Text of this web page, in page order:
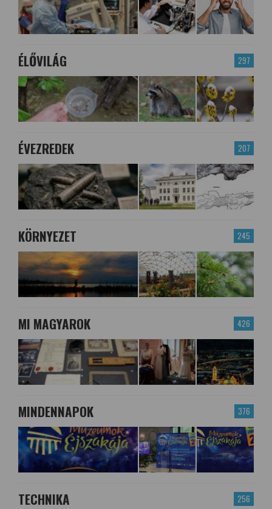
297
ÉLŐVILÁG
207
ÉVEZREDEK
245
KÖRNYEZET
426
MI MAGYAROK
376
MINDENNAPOK
256
TECHNIKA